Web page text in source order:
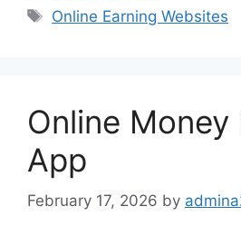
Tags
Online Earning Websites
Online Money
App
February 17, 2026 by